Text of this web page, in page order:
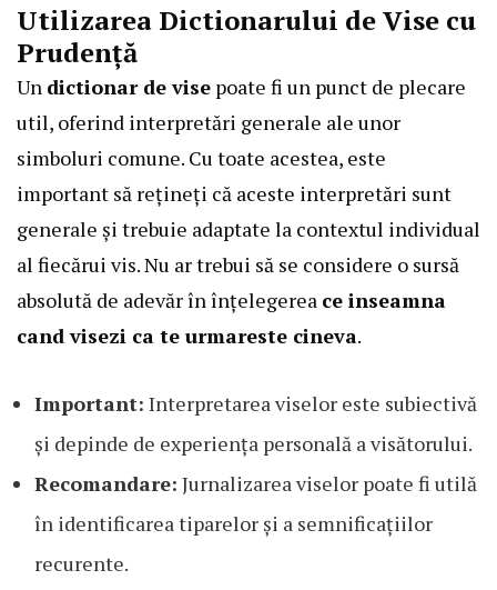
Utilizarea Dictionarului de Vise cu
Prudență
Un dictionar de vise poate fi un punct de plecare
util, oferind interpretări generale ale unor
simboluri comune. Cu toate acestea, este
important să rețineți că aceste interpretări sunt
generale și trebuie adaptate la contextul individual
al fiecărui vis. Nu ar trebui să se considere o sursă
absolută de adevăr în înțelegerea ce inseamna
cand visezi ca te urmareste cineva.
Important: Interpretarea viselor este subiectivă
și depinde de experiența personală a visătorului.
Recomandare: Jurnalizarea viselor poate fi utilă
în identificarea tiparelor și a semnificațiilor
recurente.